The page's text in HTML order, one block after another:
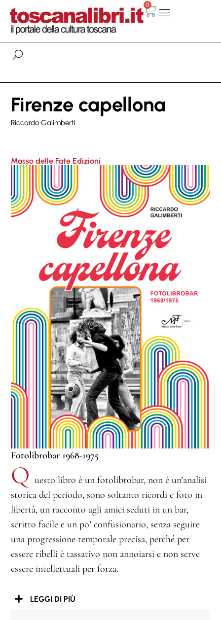
0
Firenze capellona
Riccardo Galimberti
Masso delle Fate Edizioni
Fotolibrobar 1968-1975
Q uesto libro è un fotolibrobar, non è un’analisi
storica del periodo, sono soltanto ricordi e foto in
libertà, un racconto agli amici seduti in un bar,
scritto facile e un po’ confusionario, senza seguire
una progressione temporale precisa, perché per
essere ribelli è tassativo non annoiarsi e non serve
essere intellettuali per forza.
LEGGI DI PIÙ